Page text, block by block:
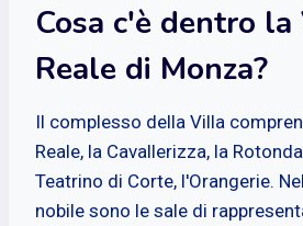
Cosa c'è dentro
Reale di Monza?
Il complesso della Villa
Reale, la Cavallerizza, la
Teatrino di Corte, l'Orangerie.
nobile sono le sale di